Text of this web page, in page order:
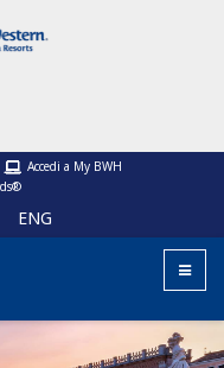
Accedi a My BWH
ENG